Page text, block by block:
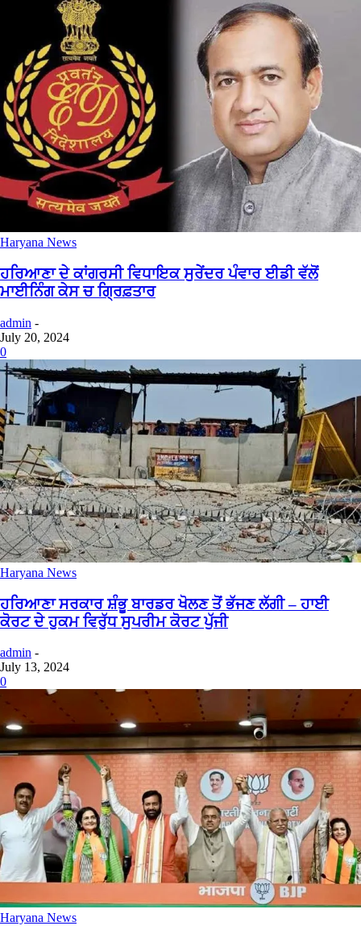
Haryana News
ਹਰਿਆਣਾ ਦੇ ਕਾਂਗਰਸੀ ਵਿਧਾਇਕ ਸੁਰੇਂਦਰ ਪੰਵਾਰ ਈਡੀ ਵੱਲੋਂ
ਮਾਈਨਿੰਗ ਕੇਸ ਚ ਗ੍ਰਿਫ਼ਤਾਰ
admin -
July 20, 2024
0
Haryana News
ਹਰਿਆਣਾ ਸਰਕਾਰ ਸ਼ੰਭੂ ਬਾਰਡਰ ਖੋਲਣ ਤੋਂ ਭੱਜਣ ਲੱਗੀ – ਹਾਈ
ਕੋਰਟ ਦੇ ਹੁਕਮ ਵਿਰੁੱਧ ਸੁਪਰੀਮ ਕੋਰਟ ਪੁੱਜੀ
admin -
July 13, 2024
0
Haryana News